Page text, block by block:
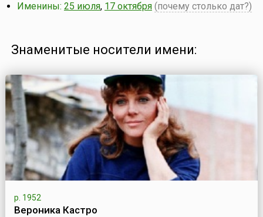
Именины: 25 июля, 17 октября (почему столько дат?)
Знаменитые носители имени:
р. 1952
Вероника Кастро